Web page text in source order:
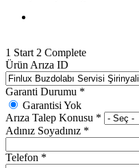
1 Start 2 Complete
Ürün Arıza ID
Garanti Durumu *
Garantisi Yok
Arıza Talep Konusu *
Adınız Soyadınız *
Telefon *